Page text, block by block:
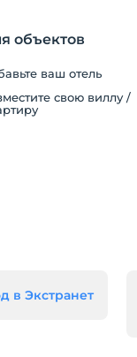
объектов
ваш отель
свою виллу /
в Экстранет